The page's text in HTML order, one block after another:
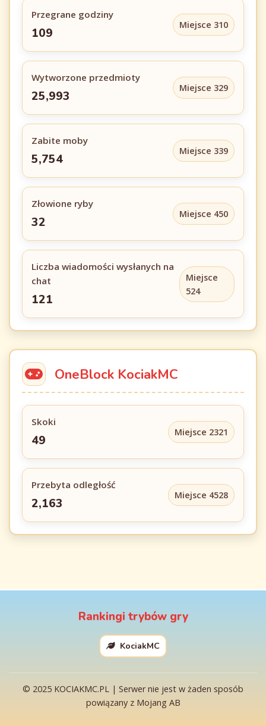
Przegrane godziny
109
Miejsce 310
Wytworzone przedmioty
25,993
Miejsce 329
Zabite moby
5,754
Miejsce 339
Złowione ryby
32
Miejsce 450
Liczba wiadomości wysłanych na
chat
121
Miejsce
524
OneBlock KociakMC
Skoki
49
Miejsce 2321
Przebyta odległość
2,163
Miejsce 4528
Rankingi trybów gry
KociakMC
© 2025 KOCIAKMC.PL | Serwer nie jest w żaden sposób
powiązany z Mojang AB